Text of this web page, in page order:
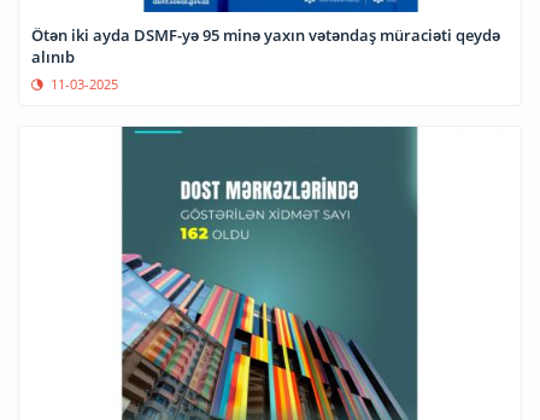
Ötən iki ayda DSMF-yə 95 minə yaxın vətəndaş müraciəti qeydə
alınıb
11-03-2025